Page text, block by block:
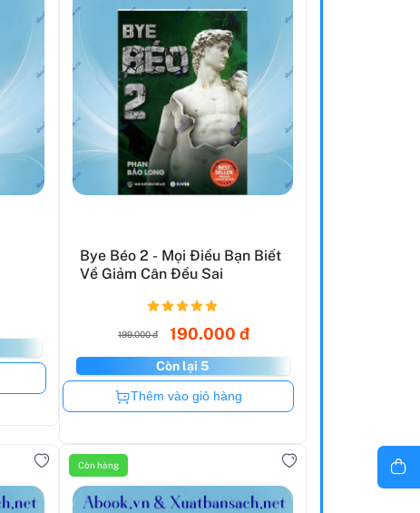
Bye Béo 2 - Mọi Điều Bạn Biết
Về Giảm Cân Đều Sai
199.000 đ 190.000 đ
Còn lại 5
Còn hàng
Thêm vào giỏ hàng
Còn hàng